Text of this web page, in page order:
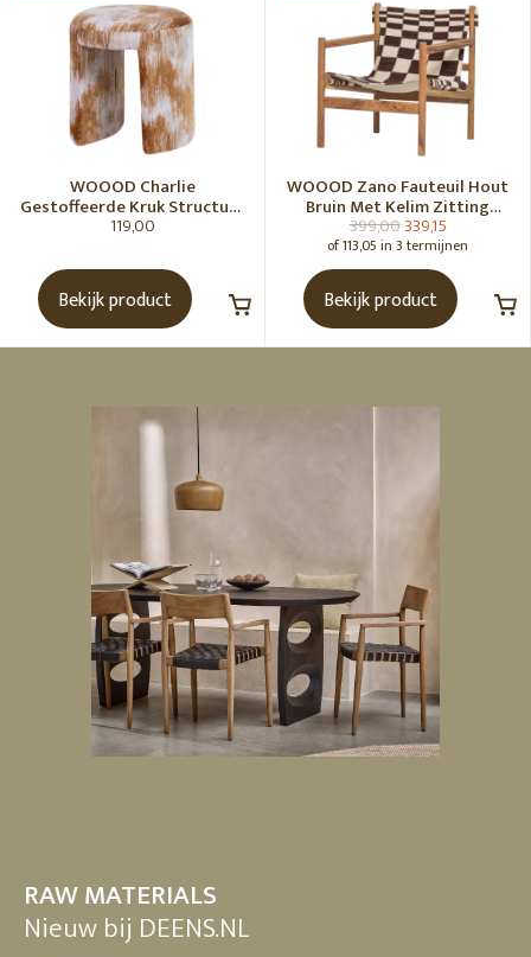
WOOOD Charlie
Gestoffeerde Kruk Structuur
Stof Karamelbruin [Fsc]
119,00
Bekijk product
WOOOD Zano Fauteuil Hout
Bruin Met Kelim Zitting
Naturel
399,00339,15
of 113,05 in 3 termijnen
Bekijk product
RAW MATERIALS
Nieuw bij DEENS.NL